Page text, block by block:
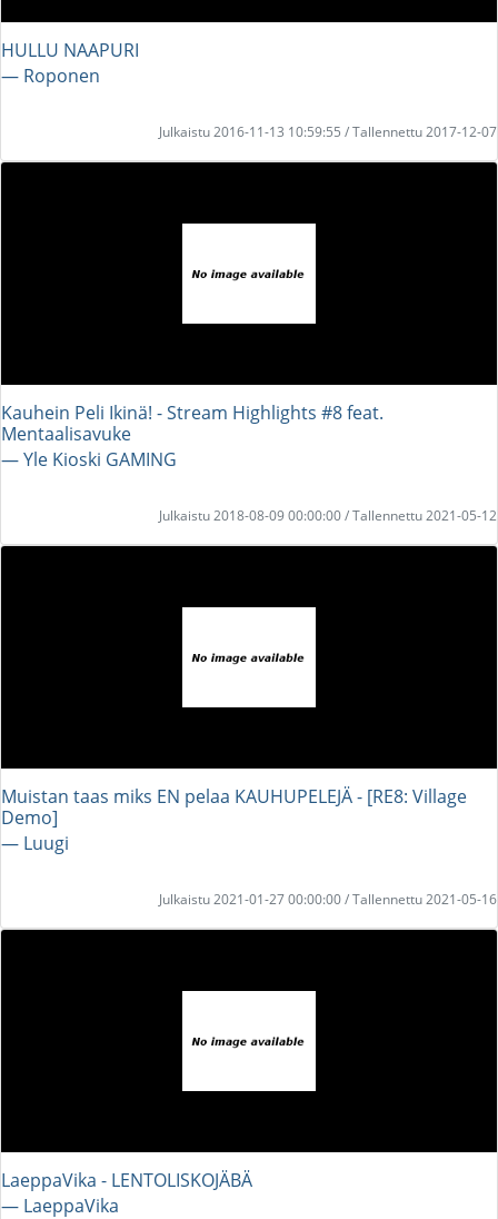
HULLU NAAPURI
― Roponen
Julkaistu 2016-11-13 10:59:55 / Tallennettu 2017-12-07
Kauhein Peli Ikinä! - Stream Highlights #8 feat.
Mentaalisavuke
― Yle Kioski GAMING
Julkaistu 2018-08-09 00:00:00 / Tallennettu 2021-05-12
Muistan taas miks EN pelaa KAUHUPELEJÄ - [RE8: Village
Demo]
― Luugi
Julkaistu 2021-01-27 00:00:00 / Tallennettu 2021-05-16
LaeppaVika - LENTOLISKOJÄBÄ
― LaeppaVika